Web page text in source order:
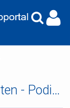
1945 | 2025: Nachkriegszeiten - Podiumsdiskussion